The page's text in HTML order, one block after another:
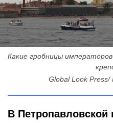
Какие гробницы
Global Look Press/
В Петропавловской